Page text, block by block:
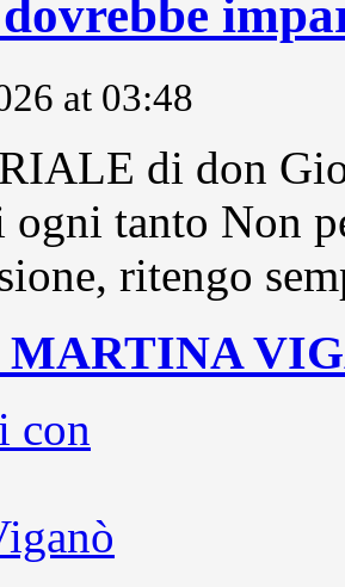
at 03:48
di don
ogni tanto Non
ritengo
MARTINA